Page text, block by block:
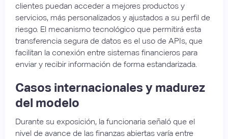
clientes puedan acceder a mejores productos y
servicios, más personalizados y ajustados a su perfil de
riesgo. El mecanismo tecnológico que permitirá esta
transferencia segura de datos es el uso de APIs, que
facilitan la conexión entre sistemas financieros para
enviar y recibir información de forma estandarizada.
Casos internacionales y madurez
del modelo
Durante su exposición, la funcionaria señaló que el
nivel de avance de las finanzas abiertas varía entre